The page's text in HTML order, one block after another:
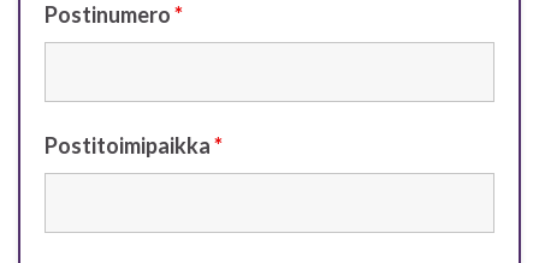
Postinumero*
Postitoimipaikka*